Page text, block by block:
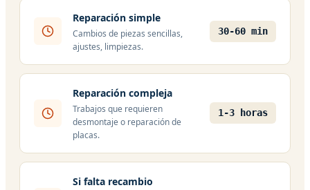
Reparación simple
Cambios de piezas sencillas,
ajustes, limpiezas.
30-60 min
Reparación compleja
Trabajos que requieren
desmontaje o reparación de
placas.
1-3 horas
Si falta recambio